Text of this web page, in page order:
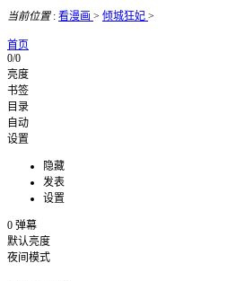
当前位置: 看漫画 > 倾城狂妃 >
首页
0/0
亮度
书签
目录
自动
设置
隐藏
发表
设置
0 弹幕
默认亮度
夜间模式